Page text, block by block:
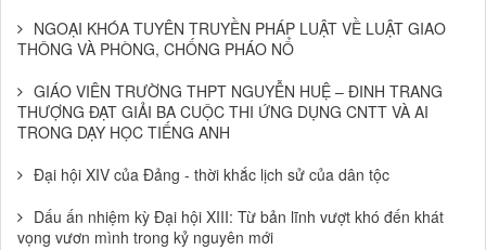
NGOẠI KHÓA TUYÊN TRUYỀN PHÁP LUẬT VỀ LUẬT GIAO
THÔNG VÀ PHÒNG, CHỐNG PHÁO NỔ
GIÁO VIÊN TRƯỜNG THPT NGUYỄN HUỆ – ĐINH TRANG
THƯỢNG ĐẠT GIẢI BA CUỘC THI ỨNG DỤNG CNTT VÀ AI
TRONG DẠY HỌC TIẾNG ANH
Đại hội XIV của Đảng - thời khắc lịch sử của dân tộc
Dấu ấn nhiệm kỳ Đại hội XIII: Từ bản lĩnh vượt khó đến khát
vọng vươn mình trong kỷ nguyên mới